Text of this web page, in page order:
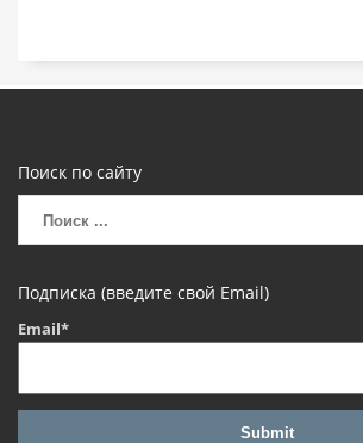
Поиск по сайту
Подписка (введите свой Email)
Email*